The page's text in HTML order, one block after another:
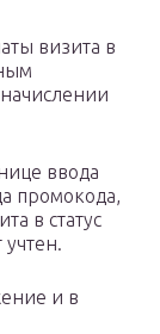
визита в
ввода
промокода,
в статус
и в